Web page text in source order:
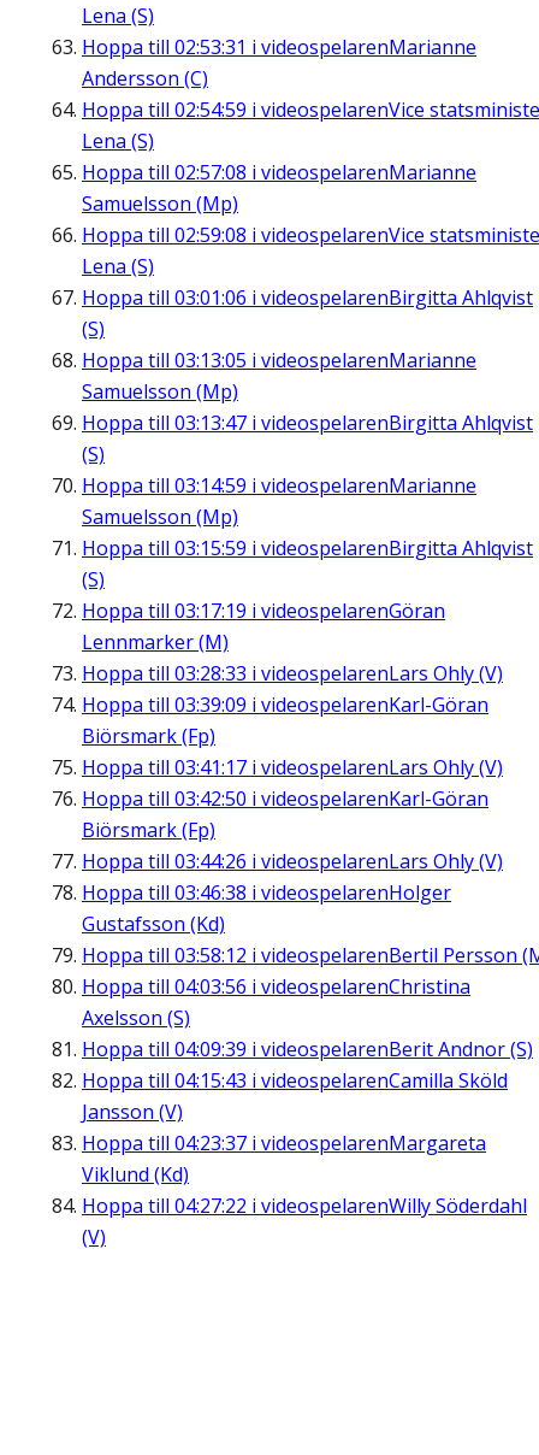
Lena (S)
Hoppa till 02:53:31 i videospelarenMarianne
Andersson (C)
Hoppa till 02:54:59 i videospelarenVice
Lena (S)
Hoppa till 02:57:08 i videospelarenMarianne
Samuelsson (Mp)
Hoppa till 02:59:08 i videospelarenVice
Lena (S)
Hoppa till 03:01:06 i videospelarenBirgitta Ahlqvist
(S)
Hoppa till 03:13:05 i videospelarenMarianne
Samuelsson (Mp)
Hoppa till 03:13:47 i videospelarenBirgitta Ahlqvist
(S)
Hoppa till 03:14:59 i videospelarenMarianne
Samuelsson (Mp)
Hoppa till 03:15:59 i videospelarenBirgitta Ahlqvist
(S)
Hoppa till 03:17:19 i videospelarenGöran
Lennmarker (M)
Hoppa till 03:28:33 i videospelarenLars Ohly (V)
Hoppa till 03:39:09 i videospelarenKarl-Göran
Biörsmark (Fp)
Hoppa till 03:41:17 i videospelarenLars Ohly (V)
Hoppa till 03:42:50 i videospelarenKarl-Göran
Biörsmark (Fp)
Hoppa till 03:44:26 i videospelarenLars Ohly (V)
Hoppa till 03:46:38 i videospelarenHolger
Gustafsson (Kd)
Hoppa till 03:58:12 i videospelarenBertil Persson
Hoppa till 04:03:56 i videospelarenChristina
Axelsson (S)
Hoppa till 04:09:39 i videospelarenBerit Andnor (S)
Hoppa till 04:15:43 i videospelarenCamilla Sköld
Jansson (V)
Hoppa till 04:23:37 i videospelarenMargareta
Viklund (Kd)
Hoppa till 04:27:22 i videospelarenWilly Söderdahl
(V)